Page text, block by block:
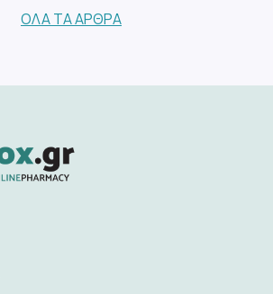
ΌΛΑ ΤΑ ΆΡΘΡΑ